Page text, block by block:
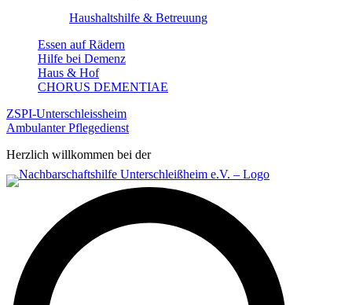
Haushaltshilfe & Betreuung
Essen auf Rädern
Hilfe bei Demenz
Haus & Hof
CHORUS DEMENTIAE
ZSPI-Unterschleissheim
Ambulanter Pflegedienst
Herzlich willkommen bei der